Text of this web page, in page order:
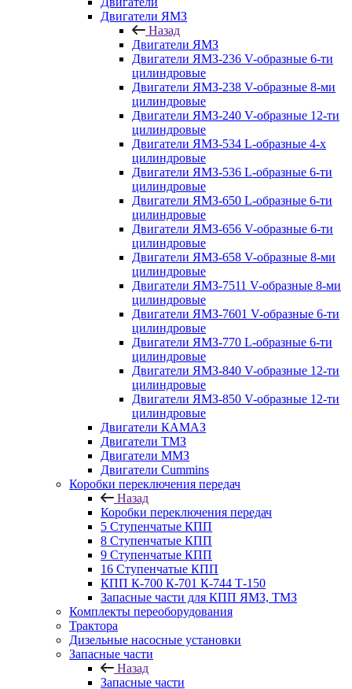
Двигатели ЯМЗ
Назад
Двигатели ЯМЗ
Двигатели ЯМЗ-236 V-образные 6-ти
цилиндровые
Двигатели ЯМЗ-238 V-образные 8-ми
цилиндровые
Двигатели ЯМЗ-240 V-образные 12-ти
цилиндровые
Двигатели ЯМЗ-534 L-образные 4-х
цилиндровые
Двигатели ЯМЗ-536 L-образные 6-ти
цилиндровые
Двигатели ЯМЗ-650 L-образные 6-ти
цилиндровые
Двигатели ЯМЗ-656 V-образные 6-ти
цилиндровые
Двигатели ЯМЗ-658 V-образные 8-ми
цилиндровые
Двигатели ЯМЗ-7511 V-образные 8-ми
цилиндровые
Двигатели ЯМЗ-7601 V-образные 6-ти
цилиндровые
Двигатели ЯМЗ-770 L-образные 6-ти
цилиндровые
Двигатели ЯМЗ-840 V-образные 12-ти
цилиндровые
Двигатели ЯМЗ-850 V-образные 12-ти
цилиндровые
Двигатели КАМАЗ
Двигатели ТМЗ
Двигатели ММЗ
Двигатели Cummins
Коробки переключения передач
Назад
Коробки переключения передач
5 Ступенчатые КПП
8 Ступенчатые КПП
9 Ступенчатые КПП
16 Ступенчатые КПП
КПП К-700 К-701 К-744 Т-150
Запасные части для КПП ЯМЗ, ТМЗ
Комплекты переоборудования
Трактора
Дизельные насосные установки
Запасные части
Назад
Запасные части